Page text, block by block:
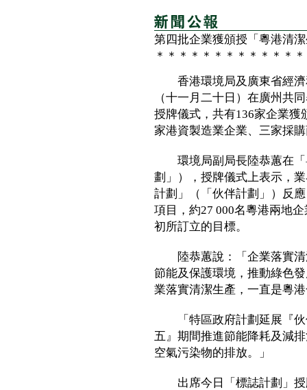
第四批企業獲頒授「粵港清
＊＊＊＊＊＊＊＊＊＊＊＊
香港環境局及廣東省經濟
（十一月二十日）在廣州共
授牌儀式，共有136家企業獲
家港資製造業企業、三家採
環境局副局長陸恭蕙在「
劃」），授牌儀式上表示，
計劃」（「伙伴計劃」）反
項目，約27 000名粵港兩地
初所訂立的目標。
陸恭蕙說：「企業落實清
節能及保護環境，推動綠色
業落實清潔生產，一直是粵
「特區政府計劃延展『伙
五』期間推進節能降耗及減
空氣污染物的排放。」
出席今日「標誌計劃」授